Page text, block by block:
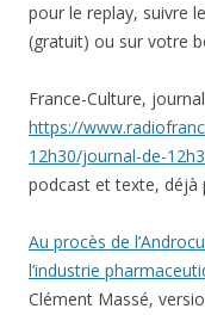
pour le replay, suivre
(gratuit) ou sur votre
France-Culture,
https://
12h30/journal-de-
podcast et texte, déjà
Au procès de
l’industrie
Clément Massé,